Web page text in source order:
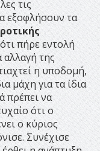
τις
εξοφλήσουν τα
πήρε εντολή
της
η υποδομή,
μάχη για τα ίδια
πρέπει να
ότι ο
ο κύριος
Συνέχισε